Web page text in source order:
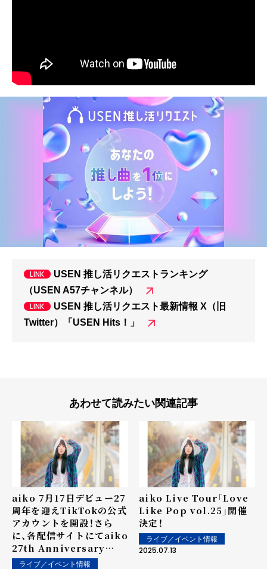
USEN 推し活リクエストランキング
（USEN A57チャンネル）
USEN 推し活リクエスト最新情報 X（旧
Twitter）「USEN Hits！」
あわせて読みたい関連記事
aiko 7月17日デビュー27
周年を迎えTikTokの公式
アカウントを開設！さら
に、各配信サイトにてaiko
27th Anniversary
PLAYLISTを公開！
ライブ／イベント情報
aiko Live Tour「Love
Like Pop vol.25」開催
決定！
ライブ／イベント情報
2025.07.13